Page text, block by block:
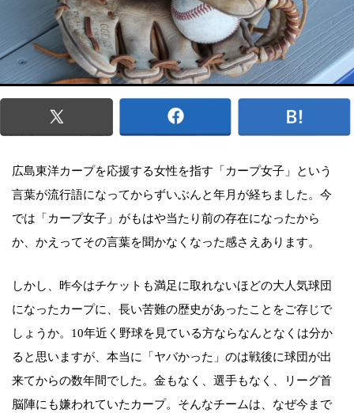
広島東洋カープを応援する女性を指す「カープ女子」という
言葉が流行語になってからずいぶんと年月が経ちました。今
では「カープ女子」がもはや当たり前の存在になったから
か、かえってその言葉を聞かなくなった感さえあります。
しかし、昨今はチケットも満足に取れないほどの大人気球団
になったカープに、長い苦難の歴史があったことをご存じで
しょうか。10年近く野球を見ている方ならなんとなくは分か
ると思いますが、本当に「ヤバかった」のは戦後に球団が出
来てからの数年間でした。金もなく、選手もなく、リーグ首
脳陣にも嫌われていたカープ。そんなチームは、なぜ今まで